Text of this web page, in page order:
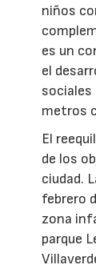
niños
es un
el
sociales
metros
El
de los
ciudad.
febrero
zona
parque